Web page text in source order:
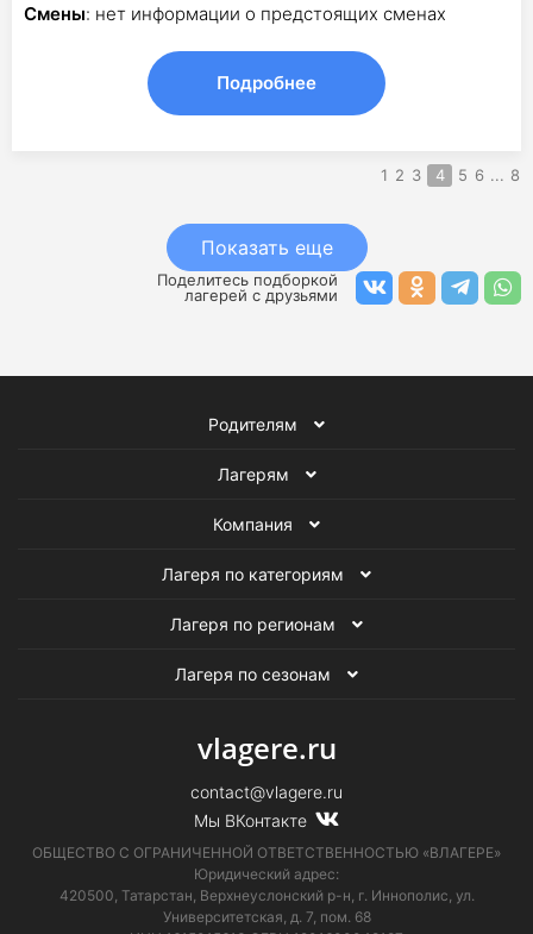
Смены: нет информации о предстоящих сменах
Подробнее
1 2 3 4 5 6 ... 8
Показать еще
Поделитесь подборкой
лагерей с друзьями
Родителям
Лагерям
Компания
Лагеря по категориям
Лагеря по регионам
Лагеря по сезонам
vlagere.ru
contact@vlagere.ru
Мы ВКонтакте
ОБЩЕСТВО С ОГРАНИЧЕННОЙ ОТВЕТСТВЕННОСТЬЮ «ВЛАГЕРЕ»
Юридический адрес:
420500, Татарстан, Верхнеуслонский р-н, г. Иннополис, ул.
Университетская, д. 7, пом. 68